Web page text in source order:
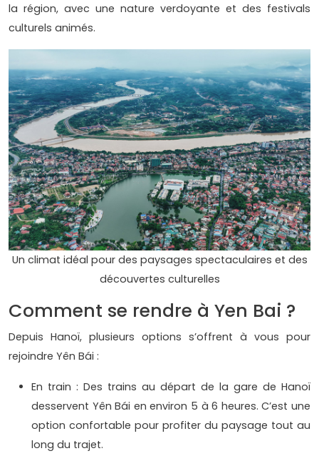
la région, avec une nature verdoyante et des festivals
culturels animés.
Un climat idéal pour des paysages spectaculaires et des
découvertes culturelles
Comment se rendre à Yen Bai ?
Depuis Hanoï, plusieurs options s’offrent à vous pour
rejoindre Yên Bái :
En train : Des trains au départ de la gare de Hanoï
desservent Yên Bái en environ 5 à 6 heures. C’est une
option confortable pour profiter du paysage tout au
long du trajet.